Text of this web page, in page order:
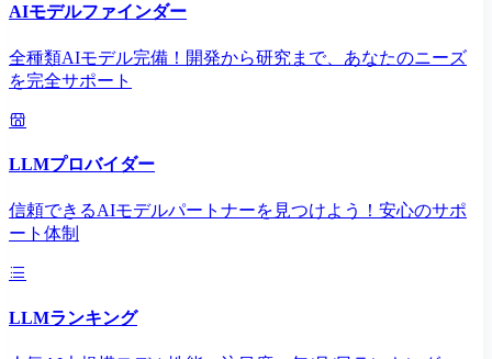
AIモデルファインダー
全種類AIモデル完備！開発から研究まで、あなたのニーズ
を完全サポート
LLMプロバイダー
信頼できるAIモデルパートナーを見つけよう！安心のサポ
ート体制
LLMランキング